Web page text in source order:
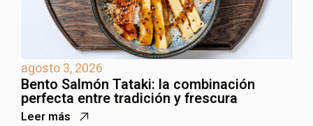
agosto 3, 2026
Bento Salmón Tataki: la combinación
perfecta entre tradición y frescura
Leer más